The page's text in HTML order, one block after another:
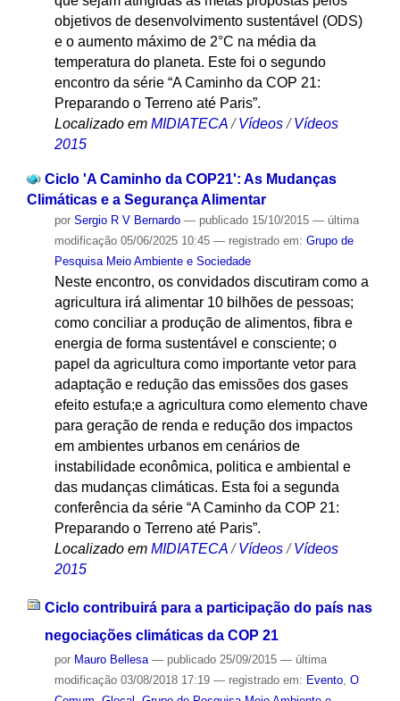
objetivos de desenvolvimento sustentável (ODS)
e o aumento máximo de 2°C na média da
temperatura do planeta. Este foi o segundo
encontro da série “A Caminho da COP 21:
Preparando o Terreno até Paris”.
Localizado em MIDIATECA /Vídeos /Vídeos
2015
Ciclo 'A Caminho da COP21': As Mudanças
Climáticas e a Segurança Alimentar
por Sergio R V Bernardo — publicado15/10/2015 — última
modificação05/06/2025 10:45 — registrado em: Grupo de
Pesquisa Meio Ambiente e Sociedade
Neste encontro, os convidados discutiram como a
agricultura irá alimentar 10 bilhões de pessoas;
como conciliar a produção de alimentos, fibra e
energia de forma sustentável e consciente; o
papel da agricultura como importante vetor para
adaptação e redução das emissões dos gases
efeito estufa;e a agricultura como elemento chave
para geração de renda e redução dos impactos
em ambientes urbanos em cenários de
instabilidade econômica, politica e ambiental e
das mudanças climáticas. Esta foi a segunda
conferência da série “A Caminho da COP 21:
Preparando o Terreno até Paris”.
Localizado em MIDIATECA /Vídeos /Vídeos
2015
Ciclo contribuirá para a participação do país nas
negociações climáticas da COP 21
por Mauro Bellesa — publicado25/09/2015 — última
modificação03/08/2018 17:19 — registrado em: Evento, O